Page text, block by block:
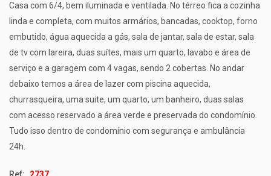
Casa com 6/4, bem iluminada e ventilada. No térreo fica a cozinha
linda e completa, com muitos armários, bancadas, cooktop, forno
embutido, água aquecida a gás, sala de jantar, sala de estar, sala
de tv com lareira, duas suítes, mais um quarto, lavabo e área de
serviço e a garagem com 4 vagas, sendo 2 cobertas. No andar
debaixo temos a área de lazer com piscina aquecida,
churrasqueira, uma suite, um quarto, um banheiro, duas salas
com acesso reservado a área verde e preservada do condomínio.
Tudo isso dentro de condomínio com segurança e ambulância
24h.